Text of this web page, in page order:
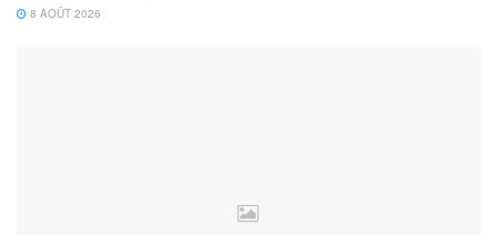
8 AOÛT 2026